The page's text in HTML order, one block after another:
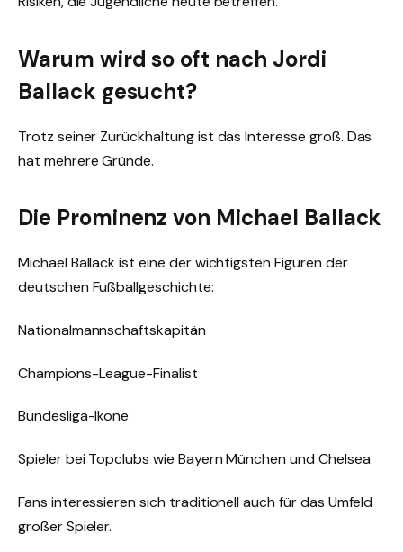
Warum wird so oft nach Jordi
Ballack gesucht?
Trotz seiner Zurückhaltung ist das Interesse groß. Das
hat mehrere Gründe.
Die Prominenz von Michael Ballack
Michael Ballack ist eine der wichtigsten Figuren der
deutschen Fußballgeschichte:
Nationalmannschaftskapitän
Champions-League-Finalist
Bundesliga-Ikone
Spieler bei Topclubs wie Bayern München und Chelsea
Fans interessieren sich traditionell auch für das Umfeld
großer Spieler.